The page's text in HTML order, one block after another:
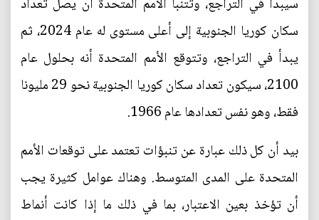
سكان كوريا الجنوبية إلى أعلى مستوى له عام 2024، ثم
يبدأ في التراجع، وتتوقع الأمم المتحدة أنه بحلول عام
2100، سيكون تعداد سكان كوريا الجنوبية نحو 29 مليونا
فقط، وهو نفس تعدادها عام 1966.
بيد أن كل ذلك عبارة عن تنبؤات تعتمد على توقعات الأمم
المتحدة على المدى المتوسط. وهناك عوامل كثيرة يجب
أن تؤخذ بعين الاعتبار، بما في ذلك ما إذا كانت أنماط